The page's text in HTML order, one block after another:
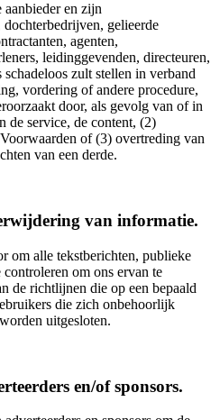
aanbieder en zijn
dochterbedrijven, gelieerde
agenten,
leidinggevenden, directeuren,
zult stellen in verband
vordering of andere procedure,
door, als gevolg van of in
de service, de content, (2)
of (3) overtreding van
van een derde.
van informatie.
om alle tekstberichten, publieke
om ons ervan te
de richtlijnen die op een bepaald
die zich onbehoorlijk
uitgesloten.
en/of sponsors.